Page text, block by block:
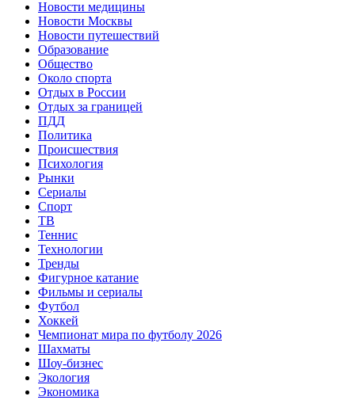
Новости медицины
Новости Москвы
Новости путешествий
Образование
Общество
Около спорта
Отдых в России
Отдых за границей
ПДД
Политика
Происшествия
Психология
Рынки
Сериалы
Спорт
ТВ
Теннис
Технологии
Тренды
Фигурное катание
Фильмы и сериалы
Футбол
Хоккей
Чемпионат мира по футболу 2026
Шахматы
Шоу-бизнес
Экология
Экономика